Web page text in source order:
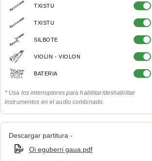
TXISTU
TXISTU
SILBOTE
VIOLIN - VIOLON
BATERIA
* Usa los interruptores para habilitar/deshabilitar
instrumentos en el audio combinado.
Descargar partitura -
Oi eguberri gaua.pdf